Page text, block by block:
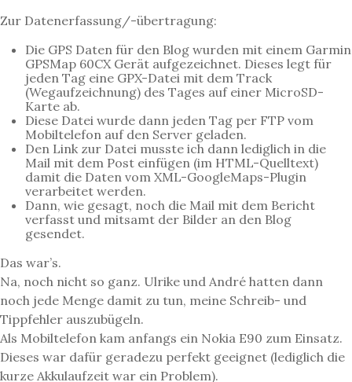
Zur Datenerfassung/-übertragung:
Die GPS Daten für den Blog wurden mit einem Garmin
GPSMap 60CX Gerät aufgezeichnet. Dieses legt für
jeden Tag eine GPX-Datei mit dem Track
(Wegaufzeichnung) des Tages auf einer MicroSD-
Karte ab.
Diese Datei wurde dann jeden Tag per FTP vom
Mobiltelefon auf den Server geladen.
Den Link zur Datei musste ich dann lediglich in die
Mail mit dem Post einfügen (im HTML-Quelltext)
damit die Daten vom XML-GoogleMaps-Plugin
verarbeitet werden.
Dann, wie gesagt, noch die Mail mit dem Bericht
verfasst und mitsamt der Bilder an den Blog
gesendet.
Das war’s.
Na, noch nicht so ganz. Ulrike und André hatten dann
noch jede Menge damit zu tun, meine Schreib- und
Tippfehler auszubügeln.
Als Mobiltelefon kam anfangs ein Nokia E90 zum Einsatz.
Dieses war dafür geradezu perfekt geeignet (lediglich die
kurze Akkulaufzeit war ein Problem).